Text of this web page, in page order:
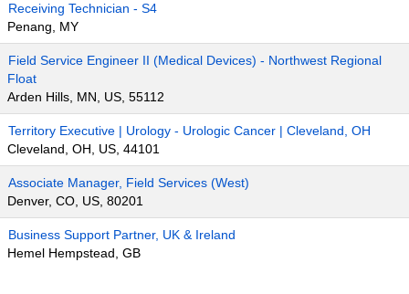
Receiving Technician - S4
Penang, MY
Field Service Engineer II (Medical Devices) - Northwest Regional
Float
Arden Hills, MN, US, 55112
Territory Executive | Urology - Urologic Cancer | Cleveland, OH
Cleveland, OH, US, 44101
Associate Manager, Field Services (West)
Denver, CO, US, 80201
Business Support Partner, UK & Ireland
Hemel Hempstead, GB